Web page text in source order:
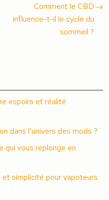
Comment le CBD
influence-t-il le cycle du
sommeil ?
espoirs et réalité
dans l’univers des mods ?
qui vous replonge en
simplicité pour vapoteurs